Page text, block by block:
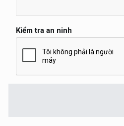
Kiểm tra an ninh